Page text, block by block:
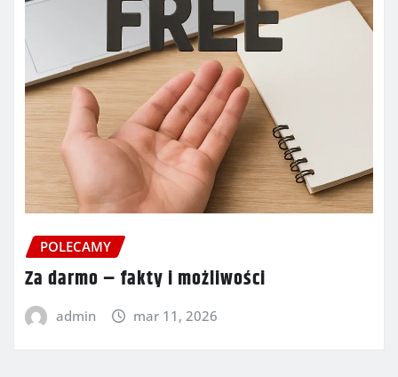
POLECAMY
Za darmo – fakty i możliwości
admin mar 11, 2026